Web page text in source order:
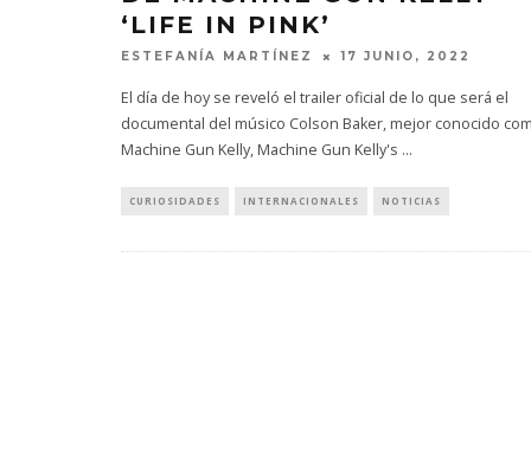
‘LIFE IN PINK’
ESTEFANÍA MARTÍNEZ 17 JUNIO, 2022
El día de hoy se reveló el trailer oficial de lo que será el
documental del músico Colson Baker​​​, mejor conocido
Machine Gun Kelly, Machine Gun Kelly's ...
CURIOSIDADES INTERNACIONALES NOTICIAS